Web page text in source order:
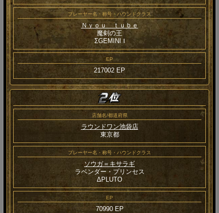
プレーヤー名・称号・ハウンドクラス
Ｎｙｏｕ ｔｕｂｅ
魔剣の王
ΣGEMINI Ⅰ
EP
217002 EP
店舗名/都道府県
ラウンドワン池袋店
東京都
プレーヤー名・称号・ハウンドクラス
ソウガ＝キサラギ
ラベンダー・プリンセス
ΔPLUTO
EP
70990 EP